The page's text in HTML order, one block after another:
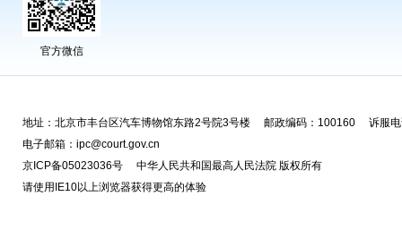
官方微信
地址：北京市丰台区汽车博物馆东路2号院3号楼 邮政编码：100160 诉服
电子邮箱：ipc@court.gov.cn
京ICP备05023036号 中华人民共和国最高人民法院 版权所有
请使用IE10以上浏览器获得更高的体验